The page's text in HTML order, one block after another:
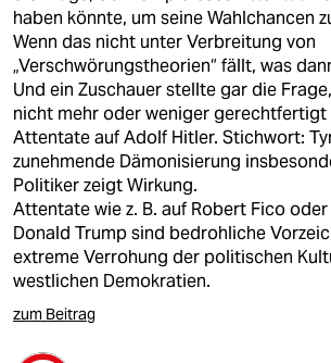
haben könnte, um seine Wahlchancen
Wenn das nicht unter Verbreitung von
„Verschwörungstheorien“ fällt, was
Und ein Zuschauer stellte gar die
nicht mehr oder weniger gerechtfertigt
Attentate auf Adolf Hitler. Stichwort:
zunehmende Dämonisierung
Politiker zeigt Wirkung.
Attentate wie z. B. auf Robert Fico
Donald Trump sind bedrohliche
extreme Verrohung der politischen
westlichen Demokratien.
zum Beitrag